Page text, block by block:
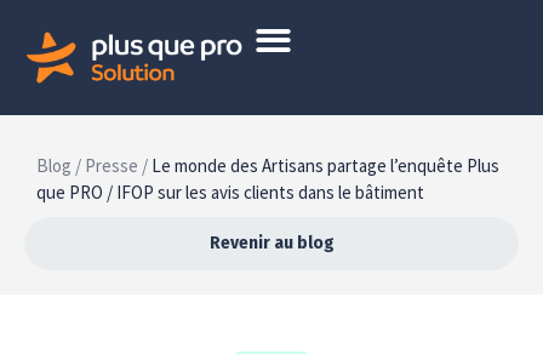
Blog / Presse / Le monde des Artisans partage l’enquête Plus
que PRO / IFOP sur les avis clients dans le bâtiment
Revenir au blog